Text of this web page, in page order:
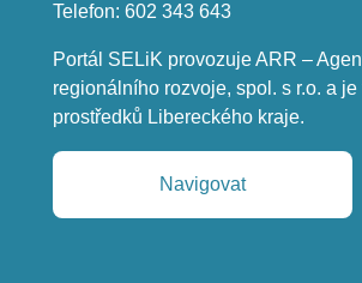
Telefon: 602 343 643
Portál SELiK provozuje ARR –
regionálního rozvoje, spol. s r.o. a
prostředků Libereckého kraje.
Navigovat